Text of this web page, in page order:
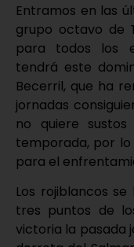
Entramos en las
grupo octavo de
para todos los
tendrá este
Becerril, que ha
jornadas
no quiere
temporada, por
para el
Los rojiblancos
tres puntos de
victoria la pasada